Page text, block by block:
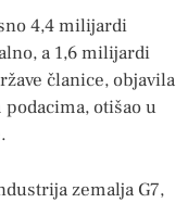
4,4 milijardi
a 1,6 milijardi
članice, objavila
otišao u
zemalja G7,